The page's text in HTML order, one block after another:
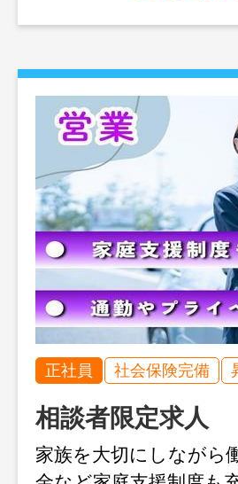
正社員 社会保険完備
相談者限定求人
家族を大切にしながら